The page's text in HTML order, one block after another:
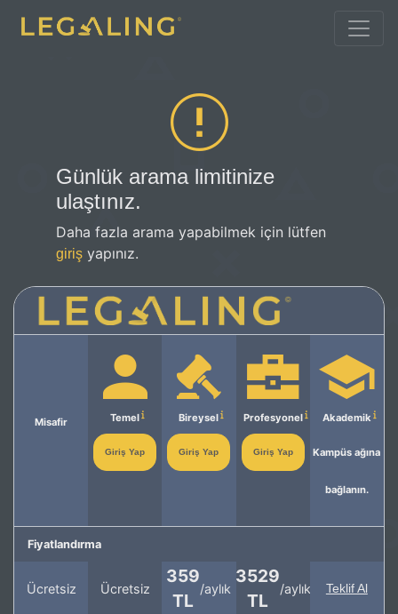
Günlük arama limitinize
ulaştınız.
Daha fazla arama yapabilmek için lütfen
giriş yapınız.
Misafir Temel
Giriş Yap
Bireysel
Giriş Yap
Profesyonel
Giriş Yap
Akademik
Kampüs ağına
bağlanın.
Fiyatlandırma
Ücretsiz Ücretsiz
359
TL
/aylık
3529
TL
/aylık Teklif Al